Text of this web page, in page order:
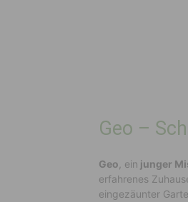
Geo –
Geo , ein junger
erfahrenes
eingezäunter